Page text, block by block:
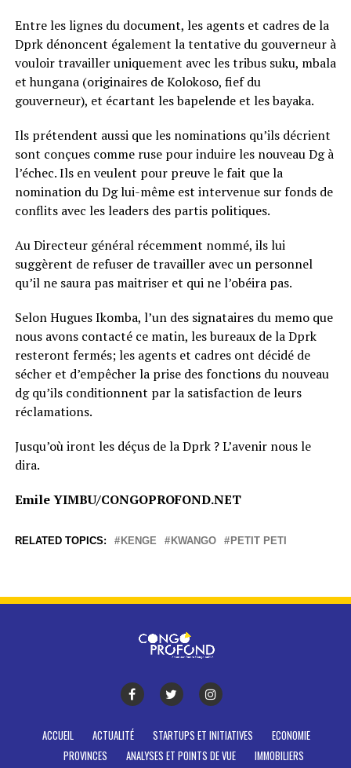
Entre les lignes du document, les agents et cadres de la
Dprk dénoncent également la tentative du gouverneur à
vouloir travailler uniquement avec les tribus suku, mbala
et hungana (originaires de Kolokoso, fief du
gouverneur), et écartant les bapelende et les bayaka.
Ils prétendent aussi que les nominations qu’ils décrient
sont conçues comme ruse pour induire les nouveau Dg à
l’échec. Ils en veulent pour preuve le fait que la
nomination du Dg lui-même est intervenue sur fonds de
conflits avec les leaders des partis politiques.
Au Directeur général récemment nommé, ils lui
suggèrent de refuser de travailler avec un personnel
qu’il ne saura pas maitriser et qui ne l’obéira pas.
Selon Hugues Ikomba, l’un des signataires du memo que
nous avons contacté ce matin, les bureaux de la Dprk
resteront fermés; les agents et cadres ont décidé de
sécher et d’empêcher la prise des fonctions du nouveau
dg qu’ils conditionnent par la satisfaction de leurs
réclamations.
Jusqu’où iront les déçus de la Dprk ? L’avenir nous le
dira.
Emile YIMBU/CONGOPROFOND.NET
RELATED TOPICS: KENGE KWANGO PETIT PETI
ACCUEIL ACTUALITÉ STARTUPS ET INITIATIVES
ECONOMIE
PROVINCES
ANALYSES ET POINTS DE VUE IMMOBILIERS